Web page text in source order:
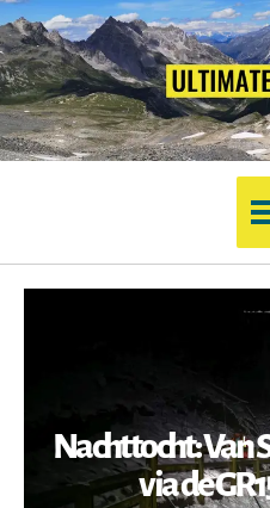
Nachttocht: Van
via de